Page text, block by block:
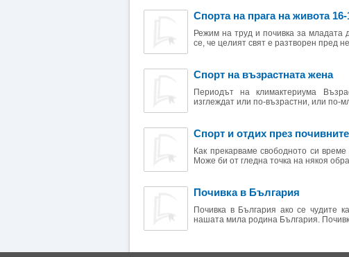
Спорта на прага на живота
Режим на труд и почивка за младата
се, че целият свят е разтворен пред
Спорт на възрастната жена
Периодът на климактериума
изглеждат или по-възрастни, или по-
Спорт и отдих през
Как прекарваме свободното си
Може би от гледна точка на някоя
Почивка в България
Почивка в България ако се чудите
нашата мила родина България.